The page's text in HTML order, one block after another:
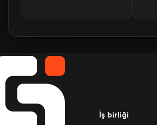
FN
Şirket İş birliği